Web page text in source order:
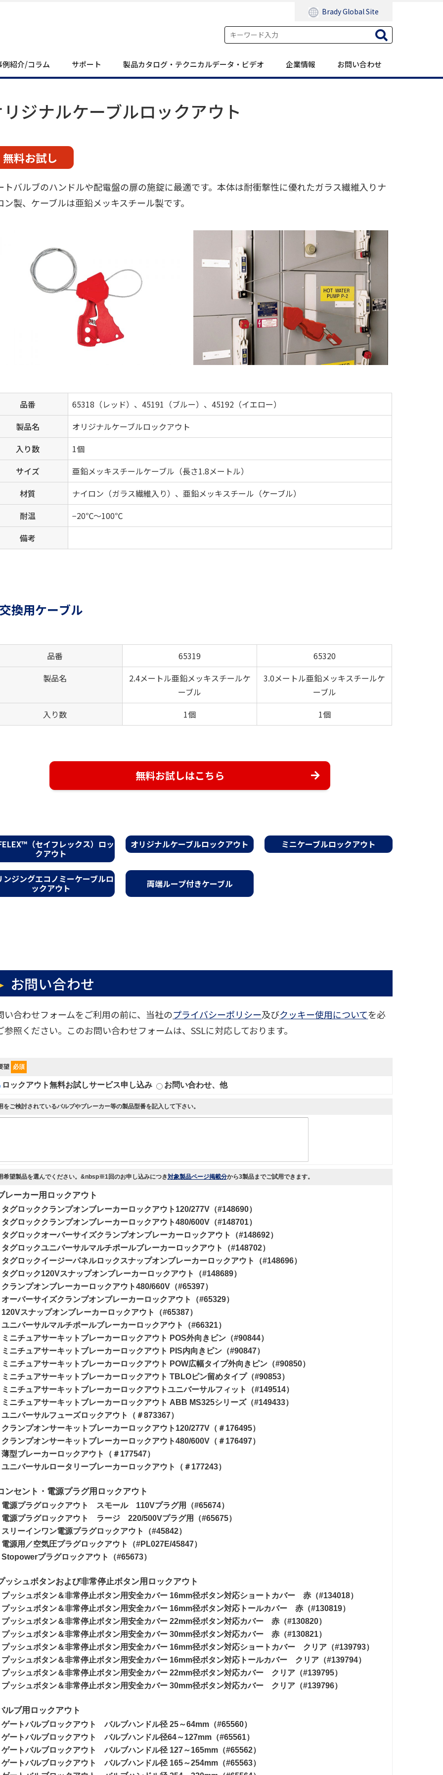
Brady Global Site
例紹介/コラム サポート 製品カタログ・テクニカルデータ・ビデオ 企業情報 お問い合わせ
ジナルケーブルロックアウト
無料お試し
トバルブのハンドルや配電盤の扉の施錠に最適です。本体は耐衝撃性に優れたガラス繊維入りナ
ン製、ケーブルは亜鉛メッキスチール製です。
品番
65318（レッド）、45191（ブルー）、45192（イエロー）
製品名
オリジナルケーブルロックアウト
入り数
1個
サイズ
亜鉛メッキスチールケーブル（長さ1.8メートル）
材質
ナイロン（ガラス繊維入り）、亜鉛メッキスチール（ケーブル）
耐温
−20℃～100℃
備考
交換用ケーブル
品番 65319
65320
製品名
2.4メートル亜鉛メッキスチールケ
ーブル
3.0メートル亜鉛メッキスチールケ
ーブル
入り数
1個 1個
無料お試しはこちら
（セイフレックス）ロッ
クアウト
オリジナルケーブルロックアウト ミニケーブルロックアウト
ンジングエコノミーケーブルロ
ックアウト 両端ループ付きケーブル
お問い合わせ
い合わせフォームをご利用の前に、当社のプライバシーポリシー及びクッキー使用についてを必
参照ください。このお問い合わせフォームは、SSLに対応しております。
望 必須
ロックアウト無料お試しサービス申し込み お問い合わせ、他
をご検討されているバルブやブレーカー等の製品型番を記入して下さい。
希望製品を選んでください。&nbsp※1回のお申し込みにつき対象製品ページ掲載分から3製品までご試用できます。
レーカー用ロックアウト
タグロッククランプオンブレーカーロックアウト120/277V（#148690）
タグロッククランプオンブレーカーロックアウト480/600V（#148701）
タグロックオーバーサイズクランプオンブレーカーロックアウト（#148692）
タグロックユニバーサルマルチポールブレーカーロックアウト（#148702）
タグロックイージーパネルロックスナップオンブレーカーロックアウト（#148696）
タグロック120Vスナップオンブレーカーロックアウト（#148689）
クランプオンブレーカーロックアウト480/660V（#65397）
オーバーサイズクランプオンブレーカーロックアウト（#65329）
120Vスナップオンブレーカーロックアウト（#65387）
ユニバーサルマルチポールブレーカーロックアウト（#66321）
ミニチュアサーキットブレーカーロックアウト POS外向きピン（#90844）
ミニチュアサーキットブレーカーロックアウト PIS内向きピン（#90847）
ミニチュアサーキットブレーカーロックアウト POW広幅タイプ外向きピン（#90850）
ミニチュアサーキットブレーカーロックアウト TBLOピン留めタイプ（#90853）
ミニチュアサーキットブレーカーロックアウトユニバーサルフィット（#149514）
ミニチュアサーキットブレーカーロックアウト ABB MS325シリーズ（#149433）
ユニバーサルフューズロックアウト（＃873367）
クランプオンサーキットブレーカーロックアウト120/277V（＃176495）
クランプオンサーキットブレーカーロックアウト480/600V（＃176497）
薄型ブレーカーロックアウト（＃177547）
ユニバーサルロータリーブレーカーロックアウト（＃177243）
ンセント・電源プラグ用ロックアウト
電源プラグロックアウト スモール 110Vプラグ用（#65674）
電源プラグロックアウト ラージ 220/500Vプラグ用（#65675）
スリーインワン電源プラグロックアウト（#45842）
電源用／空気圧プラグロックアウト（#PL027E/45847）
Stopowerプラグロックアウト（#65673）
ッシュボタンおよび非常停止ボタン用ロックアウト
プッシュボタン＆非常停止ボタン用安全カバー 16mm径ボタン対応ショートカバー 赤（#134018）
プッシュボタン＆非常停止ボタン用安全カバー 16mm径ボタン対応トールカバー 赤（#130819）
プッシュボタン＆非常停止ボタン用安全カバー 22mm径ボタン対応カバー 赤（#130820）
プッシュボタン＆非常停止ボタン用安全カバー 30mm径ボタン対応カバー 赤（#130821）
プッシュボタン＆非常停止ボタン用安全カバー 16mm径ボタン対応ショートカバー クリア（#139793）
プッシュボタン＆非常停止ボタン用安全カバー 16mm径ボタン対応トールカバー クリア（#139794）
プッシュボタン＆非常停止ボタン用安全カバー 22mm径ボタン対応カバー クリア（#139795）
プッシュボタン＆非常停止ボタン用安全カバー 30mm径ボタン対応カバー クリア（#139796）
ルブ用ロックアウト
ゲートバルブロックアウト バルブハンドル径 25～64mm（#65560）
ゲートバルブロックアウト バルブハンドル径64～127mm（#65561）
ゲートバルブロックアウト バルブハンドル径 127～165mm（#65562）
ゲートバルブロックアウト バルブハンドル径 165～254mm（#65563）